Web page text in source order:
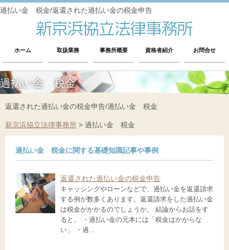
過払い金 税金/返還された過払い金の税金申告
ホーム 取扱業務 事務所概要 資格者紹介 お問合せ
過払い金 税金
返還された過払い金の税金申告/過払い金 税金
新京浜協立法律事務所 > 過払い金 税金
過払い金 税金に関する基礎知識記事や事例
返還された過払い金の税金申告
キャッシングやローンなどで、過払い金を返還請求
する例が数多くあります。返還請求をした過払い金
は税金がかかるのでしょうか。 結論からお話をす
ると、 ・過払い金の元本には「税金はかからな
い」 ・過...